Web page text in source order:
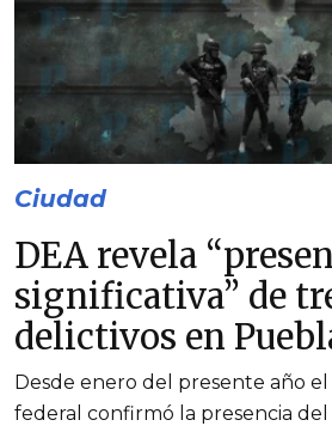
Ciudad
DEA revela
significativa” de
delictivos en
Desde enero del presente año
federal confirmó la presencia del